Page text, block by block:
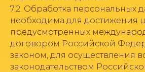
7.2. Обработка персональных
необходима для достижения
предусмотренных
договором Российской
законом, для осуществления
законодательством